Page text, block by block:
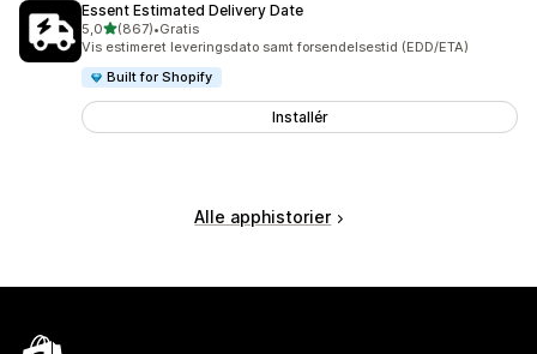
Essent Estimated Delivery Date
5,0ud af 5 stjerner
(867)
867 anmeldelser i alt
•Gratis
Vis estimeret leveringsdato samt forsendelsestid (EDD/ETA)
Built for Shopify
Installér
Alle apphistorier